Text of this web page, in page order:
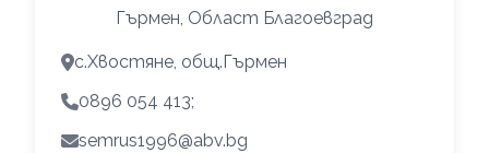
Гърмен, Област Благоевград
с.Хвостяне, общ.Гърмен
0896 054 413;
semrus1996@abv.bg